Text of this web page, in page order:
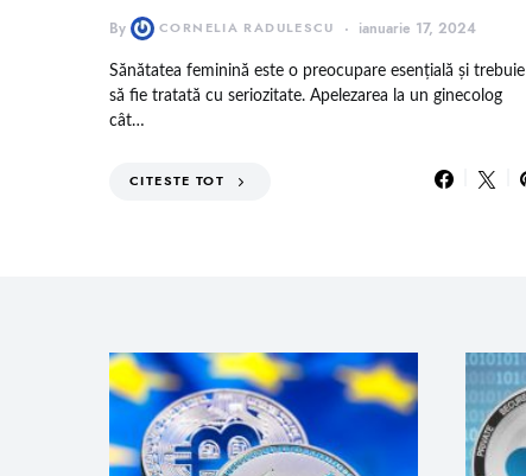
By CORNELIA RADULESCU ianuarie 17, 2024
Sănătatea feminină este o preocupare esențială și trebuie
să fie tratată cu seriozitate. Apelezarea la un ginecolog
cât…
CITESTE TOT